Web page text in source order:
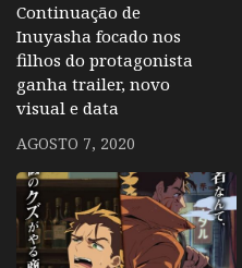
Continuação de
Inuyasha focado nos
filhos do protagonista
ganha trailer, novo
visual e data
AGOSTO 7, 2020